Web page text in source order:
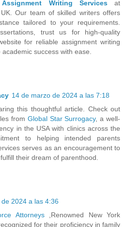
Assignment Writing Servicesat
Our team of skilled writers offers
tailored to your requirements.
trust us for high-quality
for reliable assignment writing
success with ease.
14 de marzo de 2024 a las 7:18
this thoughtful article. Check out
from Global Star Surrogacy, a well-
in the USA with clinics across the
to helping intended parents
serves as an encouragement to
their dream of parenthood.
2024 a las 4:36
Attorneys,Renowned New York
for their proficiency in family